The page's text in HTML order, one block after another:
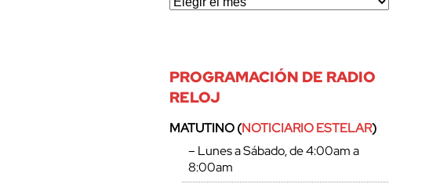
PROGRAMACIÓN DE RADIO
RELOJ
MATUTINO (NOTICIARIO ESTELAR)
– Lunes a Sábado, de 4:00am a
8:00am